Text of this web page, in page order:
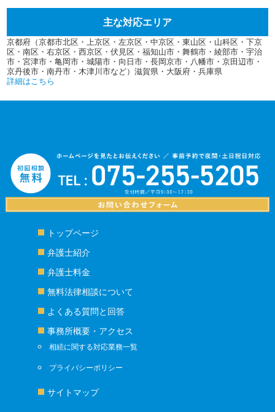
主な対応エリア
京都府（京都市北区・上京区・左京区・中京区・東山区・山科区・下京
区・南区・右京区・西京区・伏見区・福知山市・舞鶴市・綾部市・宇治
市・宮津市・亀岡市・城陽市・向日市・長岡京市・八幡市・京田辺市・
京丹後市・南丹市・木津川市など）滋賀県・大阪府・兵庫県
詳細はこちら
トップページ
弁護士紹介
弁護士料金
無料法律相談について
よくある質問と回答
事務所概要・アクセス
相続に関する対応業務一覧
プライバシーポリシー
サイトマップ